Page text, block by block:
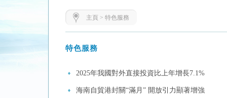
主頁 > 特色服務
特色服務
2025年我國對外直接投資比上年增長7.1%
海南自貿港封關“滿月” 開放引力顯著增強